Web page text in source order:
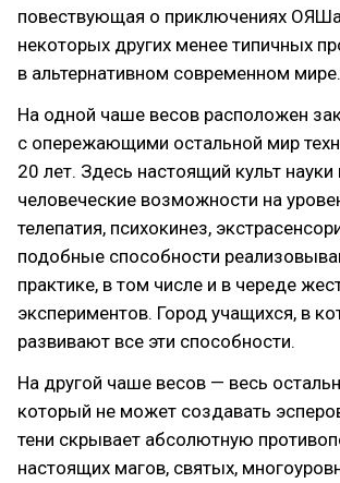
повествующая о приключениях
некоторых других менее типичных
в альтернативном современном мире.
На одной чаше весов расположен
с опережающими остальной мир
20 лет. Здесь настоящий культ
человеческие возможности на
телепатия, психокинез,
подобные способности
практике, в том числе и в череде
экспериментов. Город учащихся, в
развивают все эти способности.
На другой чаше весов — весь
который не может создавать
тени скрывает абсолютную
настоящих магов, святых,